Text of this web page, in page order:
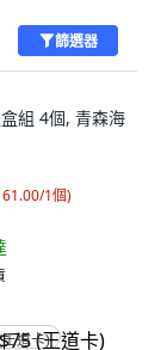
篩選器
組 4個, 青森海
1個)
道卡)